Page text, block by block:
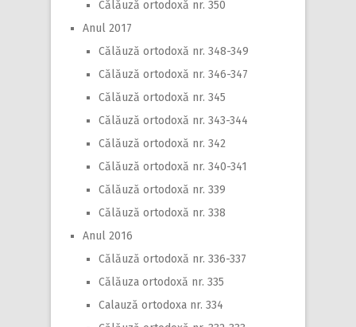
Călăuză ortodoxă nr. 350
Anul 2017
Călăuză ortodoxă nr. 348-349
Călăuză ortodoxă nr. 346-347
Călăuză ortodoxă nr. 345
Călăuză ortodoxă nr. 343-344
Călăuză ortodoxă nr. 342
Călăuză ortodoxă nr. 340-341
Călăuză ortodoxă nr. 339
Călăuză ortodoxă nr. 338
Anul 2016
Călăuză ortodoxă nr. 336-337
Călăuza ortodoxă nr. 335
Calauză ortodoxa nr. 334